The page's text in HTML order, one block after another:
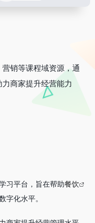
销等课程域资源，通
商家提升经营能力
习平台，旨在帮助餐饮
字化水平。